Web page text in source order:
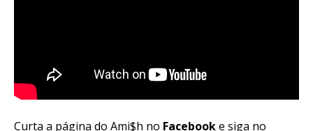
Curta a página do Ami$h no Facebooke siga no